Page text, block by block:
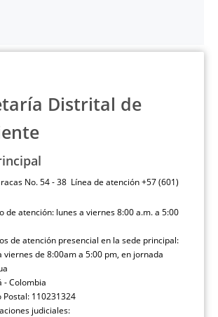
Distrital de
No. 54 - 38 Línea de atención +57 (601)
de atención: lunes a viernes 8:00 a.m. a 5:00
de atención presencial en la sede principal:
viernes de 8:00am a 5:00 pm, en jornada
- Colombia
Postal: 110231324
judiciales: